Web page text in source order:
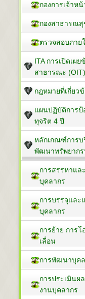
กองการเจ้าห
กองสาธารณสุ
ตรวจสอบภาย
ITA การเปิดเผย
สาธารณะ (OIT)
กฎหมายที่เกี่ยวข้
แผนปฏิบัติการป้
ทุจริต 4 ปี
หลักเกณฑ์การบ
พัฒนาทรัพยาก
การสรรหาแล
บุคลากร
การบรรจุและ
บุคลากร
การย้าย การโ
เลื่อน
การพัฒนาบุค
การประเมินผ
งานบุคลากร